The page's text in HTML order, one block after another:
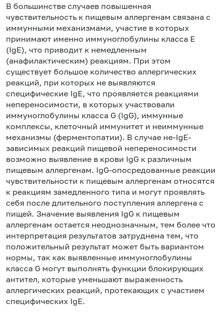
В большинстве случаев повышенная
чувствительность к пищевым аллергенам связана с
иммунными механизмами, участие в которых
принимают именно иммуноглобулины класса Е
(IgE), что приводит к немедленным
(анафилактическим) реакциям. При этом
существует большое количество аллергических
реакций, при которых не выявляются
специфические IgE, что проявляется реакциями
непереносимости, в которых участвовали
иммуноглобулины класса G (IgG), иммунные
комплексы, клеточный иммунитет и неиммунные
механизмы (ферментопатии). В случае не-IgE-
зависимых реакций пищевой непереносимости
возможно выявление в крови IgG к различным
пищевым аллергенам. IgG-опосредованные реакции
чувствительности к пищевым аллергенам относятся
к реакциям замедленного типа и могут проявлять
себя после длительного поступления аллергена с
пищей. Значение выявления IgG к пищевым
аллергенам остается неоднозначным, тем более что
интерпретация результатов затруднена тем, что
положительный результат может быть вариантом
нормы, так как выявленные иммуноглобулины
класса G могут выполнять функции блокирующих
антител, которые уменьшают выраженность
аллергических реакций, протекающих с участием
специфических IgE.